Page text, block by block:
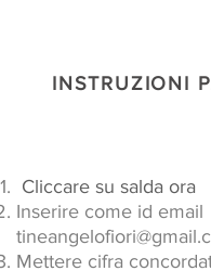
INSTRUZIONI
Cliccare su salda ora
Inserire come id email
Mettere cifra